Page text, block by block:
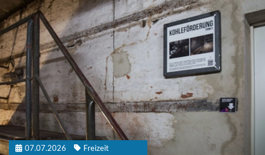
07.07.2026
Freizeit